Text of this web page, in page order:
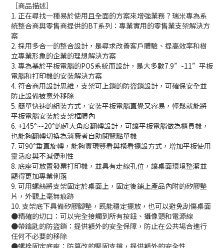
［商品描述］
1. 正在尋找一種易於使用且全面的方案來增強業務？瑞米專為系
統整合商與零售商提供的BT系列：專業實用的零售業支架解決方
案
2. 採用多合一的整合設計，是尋求改善客戶體驗、提高效率和樹
立專業形象的企業的理想解決方案
3. 專為基於平板電腦的POS系統而設計，是大多數7.9”-11”平板
電腦和打印機的安裝解決方案
4. 符合商用設計思維，支架可上鎖的防盜鎖設計，可確保安全並
防止設備被意外移除
5. 簡單快速的組裝方式，安裝平板電腦直覺又容易，輕鬆就能將
平板電腦安裝於支架框體內
6. +145°~-20°的超大角度翻轉設計，可讓平板電腦做為櫃員機，
也能夠翻轉切換為消費者自助閱覽點單機
7. 可90°垂直旋轉，能夠實現豎看與橫看擺設方式，增加平板使用
靈活度與不減便利性
8. 底座可放置發票打印機，並具有走線孔位，讓桌面環境整潔並
顯得更加專業俐落
9. 可用螺絲將支架固定於桌面上，固定後鋪上產品內附的矽膠墊
片，外觀上毫無痕跡
10. 支架底下具備矽膠腳墊，既能穩定擺放，也可以避免刮傷桌面
●精確的切口：可以完全接觸到所有按鈕、攝像頭和電源線
●帶鑰匙的防盜鎖：提供額外的安全保障，防止在公共場合進行
任何不必要的移除